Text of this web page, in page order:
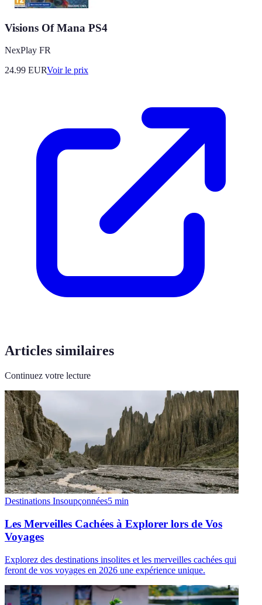
Visions Of Mana PS4
NexPlay FR
24.99 EURVoir le prix
Articles similaires
Continuez votre lecture
Destinations Insoupçonnées5 min
Les Merveilles Cachées à Explorer lors de Vos
Voyages
Explorez des destinations insolites et les merveilles cachées qui
feront de vos voyages en 2026 une expérience unique.